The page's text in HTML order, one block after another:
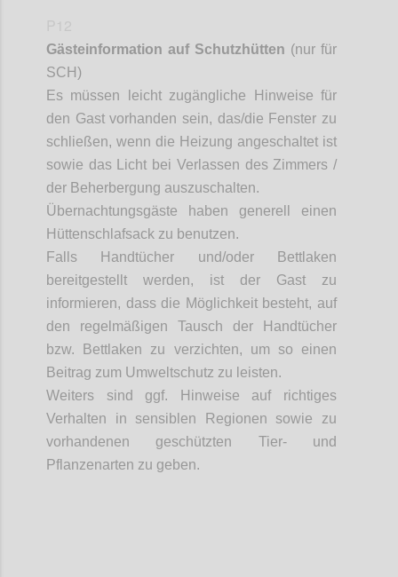
Gästeinformation auf Schutzhütten (nur für
SCH)
Es müssen leicht zugängliche Hinweise für
den Gast vorhanden sein, das/die Fenster zu
schließen, wenn die Heizung angeschaltet ist
sowie das Licht bei Verlassen des Zimmers /
der Beherbergung auszuschalten.
Übernachtungsgäste haben generell einen
Hüttenschlafsack zu benutzen.
Falls Handtücher und/oder Bettlaken
bereitgestellt werden, ist der Gast zu
informieren, dass die Möglichkeit besteht, auf
den regelmäßigen Tausch der Handtücher
bzw. Bettlaken zu verzichten, um so einen
Beitrag zum Umweltschutz zu leisten.
Weiters sind ggf. Hinweise auf richtiges
Verhalten in sensiblen Regionen sowie zu
vorhandenen geschützten Tier- und
Pflanzenarten zu geben.